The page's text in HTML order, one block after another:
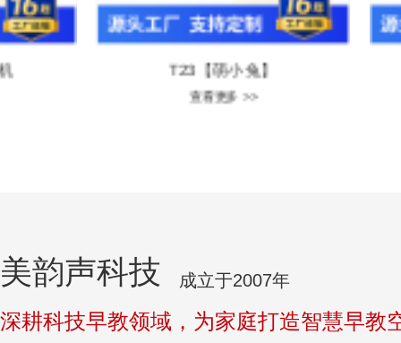
T23【萌小兔】
美韵声科技 成立于2007年
深耕科技早教领域，为家庭打造智慧早教